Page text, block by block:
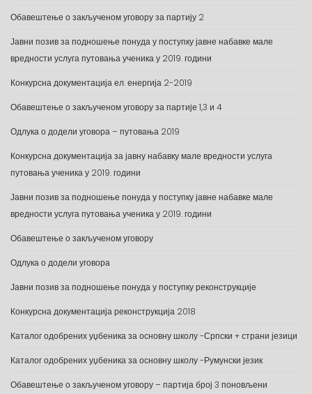
Обавештење о закљученом уговору за партију 2
Јавни позив за подношење понуда у поступку јавне набавке мале
вредности услуга путовања ученика у 2019. години
Конкурсна документација ел. енергија 2-2019
Обавештење о закљученом уговору за партије 1,3 и 4
Одлука о додели уговора – путовања 2019
Конкурсна документација за јавну набавку мале вредности услуга
путовања ученика у 2019. години
Јавни позив за подношење понуда у поступку јавне набавке мале
вредности услуга путовања ученика у 2019. години
Обавештење о закљученом уговору
Одлука о додели уговора
Јавни позив за подношење понуда у поступку реконструкције
Конкурсна документација реконструкција 2018
Каталог одобрених уџбеника за основну школу -Српски + страни језици
Каталог одобрених уџбеника за основну школу -Румунски језик
Обавештење о закљученом уговору – партија број 3 поновљени